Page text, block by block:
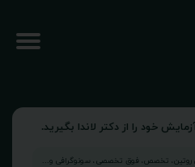
خود را از دکتر لاندا بگیرید.